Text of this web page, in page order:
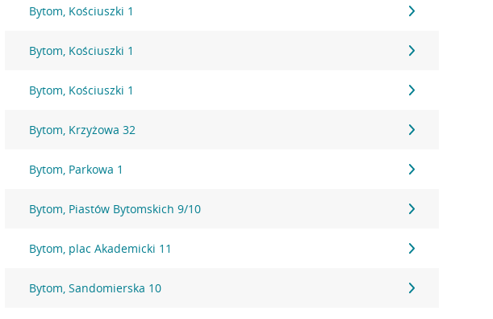
Bytom, Kościuszki 1
Bytom, Kościuszki 1
Bytom, Kościuszki 1
Bytom, Krzyżowa 32
Bytom, Parkowa 1
Bytom, Piastów Bytomskich 9/10
Bytom, plac Akademicki 11
Bytom, Sandomierska 10